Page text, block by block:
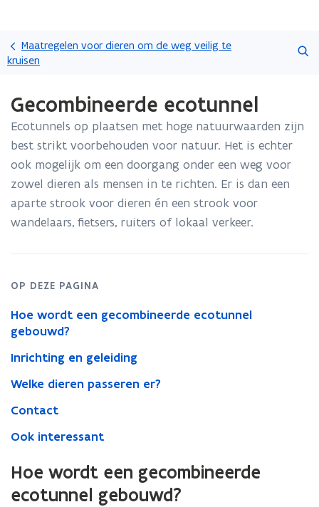
en
gaan
Maatregelen voor dieren om de weg veilig te
kruisen
met
laden.
bevindt
op:
Gecombineerde
ecotunnel
Gecombineerde ecotunnel
Ecotunnels op plaatsen met hoge natuurwaarden zijn
best strikt voorbehouden voor natuur. Het is echter
ook mogelijk om een doorgang onder een weg voor
zowel dieren als mensen in te richten. Er is dan een
aparte strook voor dieren én een strook voor
wandelaars, fietsers, ruiters of lokaal verkeer.
OP DEZE PAGINA
Hoe wordt een gecombineerde ecotunnel
gebouwd?
Inrichting en geleiding
Welke dieren passeren er?
Contact
Ook interessant
Hoe wordt een gecombineerde
ecotunnel gebouwd?